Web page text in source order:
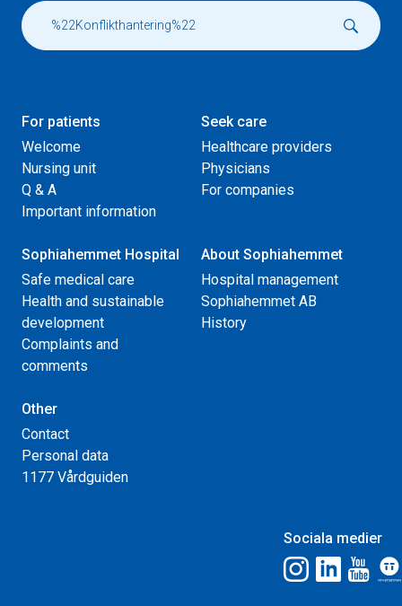
For patients
Welcome
Nursing unit
Q & A
Important information
Seek care
Healthcare providers
Physicians
For companies
Sophiahemmet Hospital
Safe medical care
Health and sustainable
development
Complaints and
comments
About Sophiahemmet
Hospital management
Sophiahemmet AB
History
Other
Contact
Personal data
1177 Vårdguiden
Sociala medier